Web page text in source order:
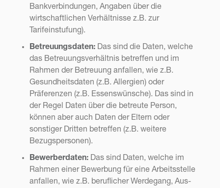
Bankverbindungen, Angaben über die
wirtschaftlichen Verhältnisse z.B. zur
Tarifeinstufung).
Betreuungsdaten:Das sind die Daten, welche
das Betreuungsverhältnis betreffen und im
Rahmen der Betreuung anfallen, wie z.B.
Gesundheitsdaten (z.B. Allergien) oder
Präferenzen (z.B. Essenswünsche). Das sind in
der Regel Daten über die betreute Person,
können aber auch Daten der Eltern oder
sonstiger Dritten betreffen (z.B. weitere
Bezugspersonen).
Bewerberdaten:Das sind Daten, welche im
Rahmen einer Bewerbung für eine Arbeitsstelle
anfallen, wie z.B. beruflicher Werdegang, Aus-